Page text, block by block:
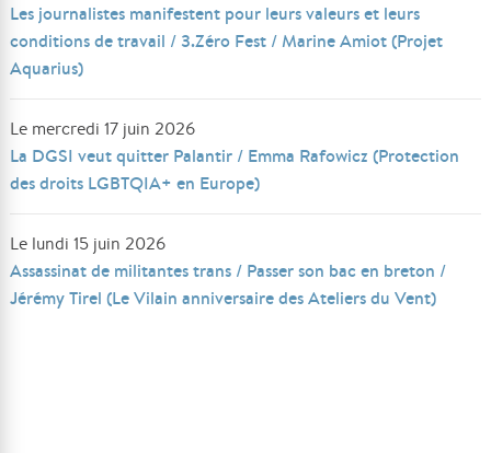
Les journalistes manifestent pour leurs valeurs et leurs
conditions de travail / 3.Zéro Fest / Marine Amiot (Projet
Aquarius)
Le mercredi 17 juin 2026
La DGSI veut quitter Palantir / Emma Rafowicz (Protection
des droits LGBTQIA+ en Europe)
Le lundi 15 juin 2026
Assassinat de militantes trans / Passer son bac en breton /
Jérémy Tirel (Le Vilain anniversaire des Ateliers du Vent)